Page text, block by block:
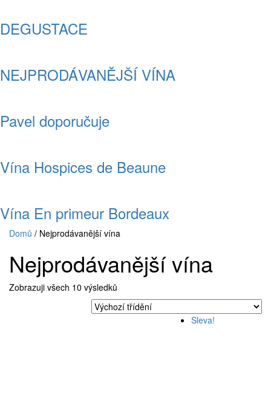
DEGUSTACE
NEJPRODÁVANĚJŠÍ VÍNA
Pavel doporučuje
Vína Hospices de Beaune
Vína En primeur Bordeaux
Domů / Nejprodávanější vína
Nejprodávanější vína
Zobrazuji všech 10 výsledků
Sleva!